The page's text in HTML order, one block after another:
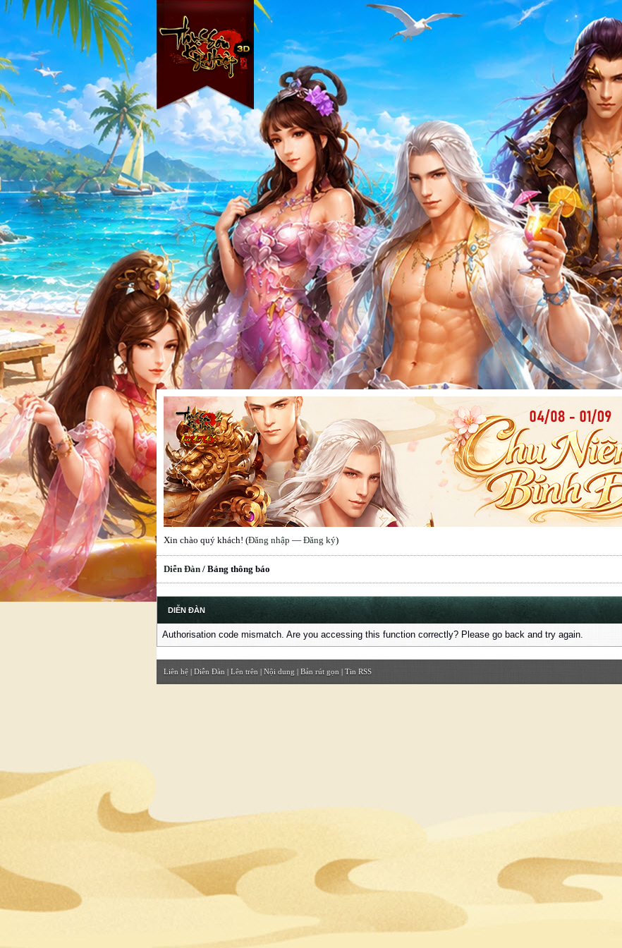
Xin chào quý khách! (Đăng nhập — Đăng ký)
Diễn Đàn / Bảng thông báo
DIỄN ĐÀN
Authorisation code mismatch. Are you accessing this function correctly? Please go back and try again.
Liên hệ | Diễn Đàn | Lên trên | Nội dung | Bản rút gọn | Tin RSS